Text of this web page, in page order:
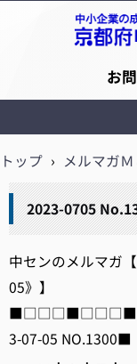
京都府中小企業技術
お
トップ › メルマガＭ
2023-0705
中センのメルマガ
05》】
3-07-05 NO.1300■